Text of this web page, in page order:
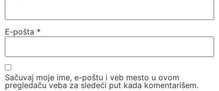
E-pošta *
Sačuvaj moje ime, e-poštu i veb mesto u ovom
pregledaču veba za sledeći put kada komentarišem.